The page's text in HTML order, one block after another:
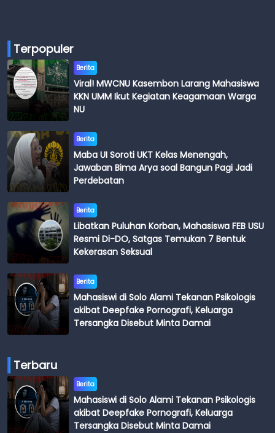
Terpopuler
Berita
Viral! MWCNU Kasembon Larang Mahasiswa
KKN UMM Ikut Kegiatan Keagamaan Warga
NU
Berita
Maba UI Soroti UKT Kelas Menengah,
Jawaban Bima Arya soal Bangun Pagi Jadi
Perdebatan
Berita
Libatkan Puluhan Korban, Mahasiswa FEB USU
Resmi Di-DO, Satgas Temukan 7 Bentuk
Kekerasan Seksual
Berita
Mahasiswi di Solo Alami Tekanan Psikologis
akibat Deepfake Pornografi, Keluarga
Tersangka Disebut Minta Damai
Terbaru
Berita
Mahasiswi di Solo Alami Tekanan Psikologis
akibat Deepfake Pornografi, Keluarga
Tersangka Disebut Minta Damai